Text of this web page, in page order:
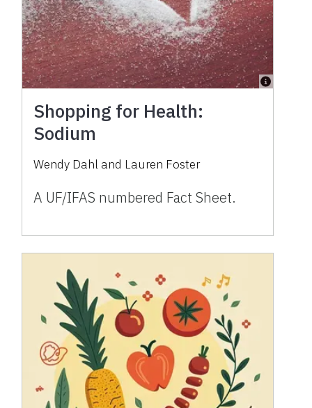
Shopping for Health:
Sodium
Wendy Dahl and Lauren Foster
A UF/IFAS numbered Fact Sheet.